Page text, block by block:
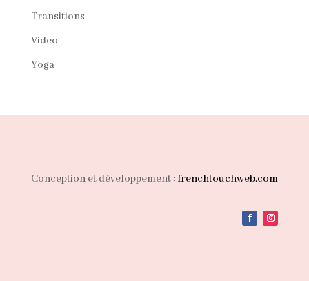
Transitions
Video
Yoga
Conception et développement : frenchtouchweb.com